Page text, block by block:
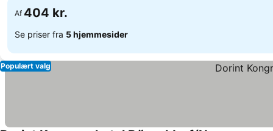
Af 404 kr.
Se priser fra 5 hjemmesider
Populært valg